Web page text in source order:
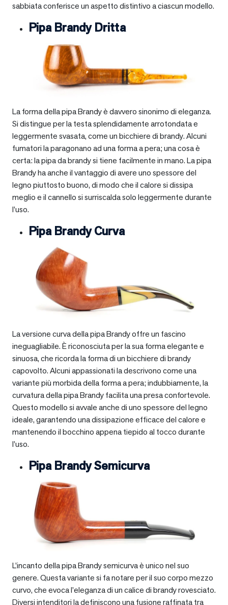
sabbiata conferisce un aspetto distintivo a ciascun modello.
Pipa Brandy Dritta
La forma della pipa Brandy è davvero sinonimo di eleganza.
Si distingue per la testa splendidamente arrotondata e
leggermente svasata, come un bicchiere di brandy. Alcuni
fumatori la paragonano ad una forma a pera; una cosa è
certa: la pipa da brandy si tiene facilmente in mano. La pipa
Brandy ha anche il vantaggio di avere uno spessore del
legno piuttosto buono, di modo che il calore si dissipa
meglio e il cannello si surriscalda solo leggermente durante
l’uso.
Pipa Brandy Curva
La versione curva della pipa Brandy offre un fascino
ineguagliabile. È riconosciuta per la sua forma elegante e
sinuosa, che ricorda la forma di un bicchiere di brandy
capovolto. Alcuni appassionati la descrivono come una
variante più morbida della forma a pera; indubbiamente, la
curvatura della pipa Brandy facilita una presa confortevole.
Questo modello si avvale anche di uno spessore del legno
ideale, garantendo una dissipazione efficace del calore e
mantenendo il bocchino appena tiepido al tocco durante
l’uso.
Pipa Brandy Semicurva
L’incanto della pipa Brandy semicurva è unico nel suo
genere. Questa variante si fa notare per il suo corpo mezzo
curvo, che evoca l’eleganza di un calice di brandy rovesciato.
Diversi intenditori la definiscono una fusione raffinata tra